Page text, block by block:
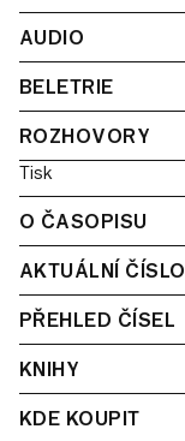
AUDIO
BELETRIE
ROZHOVORY
Tisk
O ČASOPISU
AKTUÁLNÍ ČÍSLO
PŘEHLED ČÍSEL
KNIHY
KDE KOUPIT